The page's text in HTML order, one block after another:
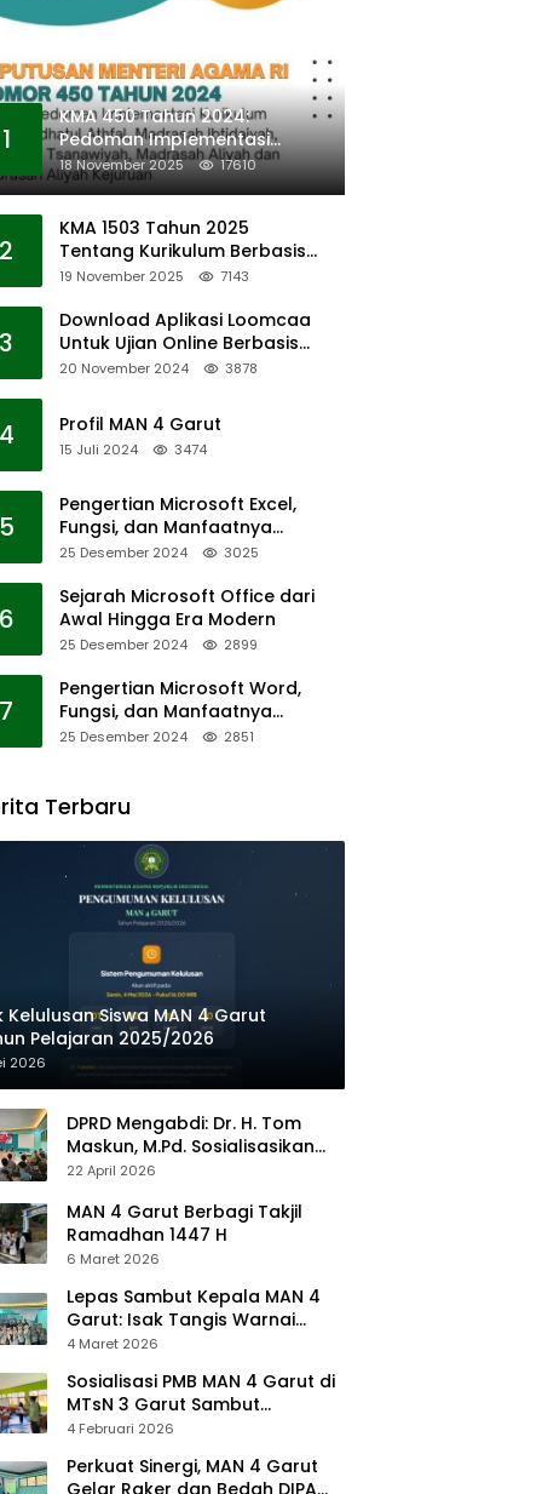
1
KMA 450 Tahun 2024:
Pedoman Implementasi
Kurikulum Merdeka
18 November 2025 17610
2
KMA 1503 Tahun 2025
Tentang Kurikulum Berbasis
Cinta (KBC)
19 November 2025 7143
3
Download Aplikasi Loomcaa
Untuk Ujian Online Berbasis
Android
20 November 2024 3878
4 Profil MAN 4 Garut
15 Juli 2024 3474
5
Pengertian Microsoft Excel,
Fungsi, dan Manfaatnya
dalam Dunia Modern
25 Desember 2024 3025
6
Sejarah Microsoft Office dari
Awal Hingga Era Modern
25 Desember 2024 2899
7
Pengertian Microsoft Word,
Fungsi, dan Manfaatnya
dalam Dunia Modern
25 Desember 2024 2851
Terbaru
Kelulusan Siswa MAN 4 Garut
Pelajaran 2025/2026
2026
DPRD Mengabdi: Dr. H. Tom
Maskun, M.Pd. Sosialisasikan
Pendidikan Demokrasi di MAN 4
22 April 2026
MAN 4 Garut Berbagi Takjil
Ramadhan 1447 H
6 Maret 2026
Lepas Sambut Kepala MAN 4
Garut: Isak Tangis Warnai
Perpisahan
4 Maret 2026
Sosialisasi PMB MAN 4 Garut di
MTsN 3 Garut Sambut
Antusiasme Tinggi
4 Februari 2026
Perkuat Sinergi, MAN 4 Garut